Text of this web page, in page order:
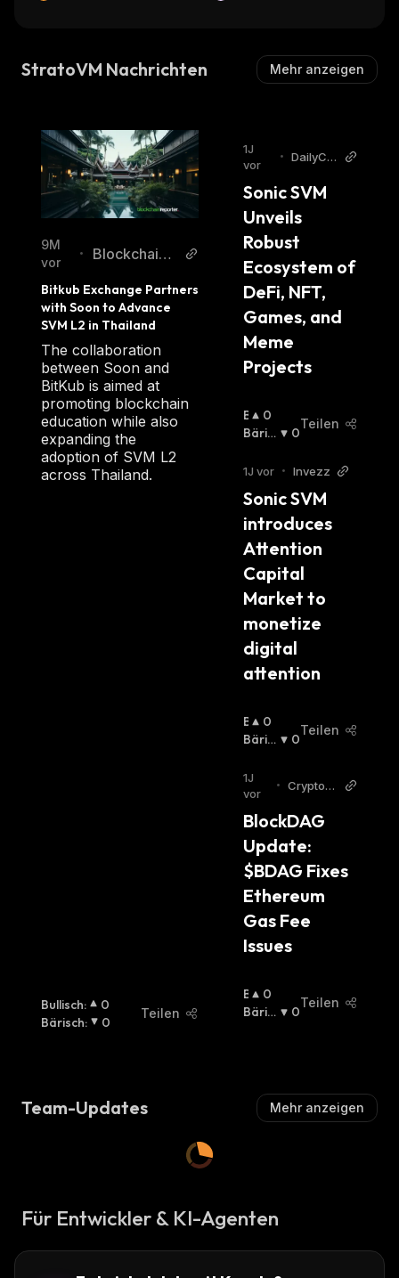
StratoVM Nachrichten Mehr anzeigen
9M
vor
•
BlockchainR
Bitkub Exchange Partners
with Soon to Advance
SVM L2 in Thailand
The collaboration
between Soon and
BitKub is aimed at
promoting blockchain
education while also
expanding the
adoption of SVM L2
across Thailand.
Bullisch:
0
Bärisch: 0
Teilen
1J
vor
• DailyCoi
Sonic SVM
Unveils
Robust
Ecosystem of
DeFi, NFT,
Games, and
Meme
Projects
B
U
I
C
H
0
Bäris
0
Teilen
1J vor • Invezz
Sonic SVM
introduces
Attention
Capital
Market to
monetize
digital
attention
B
U
I
S
H
:
0
Bäris
0
Teilen
1J
vor
•
CryptoD
BlockDAG
Update:
$BDAG Fixes
Ethereum
Gas Fee
Issues
B
U
0
Bäris
0
Teilen
Team-Updates Mehr anzeigen
Für Entwickler & KI-Agenten